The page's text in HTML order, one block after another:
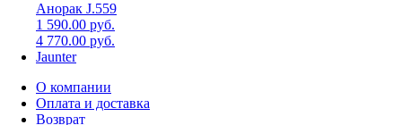
Анорак J.559
1 590.00 руб.
4 770.00 руб.
Jaunter
О компании
Оплата и доставка
Возврат